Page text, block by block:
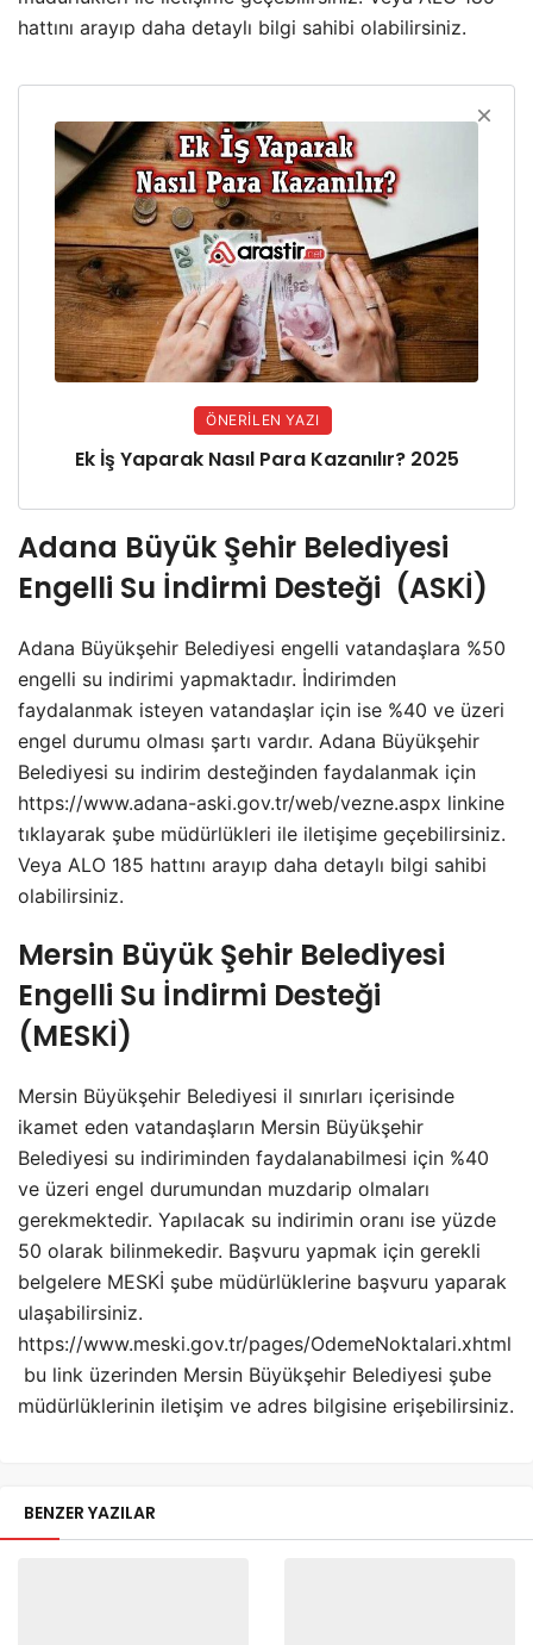
hattını arayıp daha detaylı bilgi sahibi olabilirsiniz.
ÖNERILEN YAZI
Ek İş Yaparak Nasıl Para Kazanılır? 2025
Adana Büyük Şehir Belediyesi
Engelli Su İndirmi Desteği (ASKİ)
Adana Büyükşehir Belediyesi engelli vatandaşlara %50
engelli su indirimi yapmaktadır. İndirimden
faydalanmak isteyen vatandaşlar için ise %40 ve üzeri
engel durumu olması şartı vardır. Adana Büyükşehir
Belediyesi su indirim desteğinden faydalanmak için
https://www.adana-aski.gov.tr/web/vezne.aspx linkine
tıklayarak şube müdürlükleri ile iletişime geçebilirsiniz.
Veya ALO 185 hattını arayıp daha detaylı bilgi sahibi
olabilirsiniz.
Mersin Büyük Şehir Belediyesi
Engelli Su İndirmi Desteği
(MESKİ)
Mersin Büyükşehir Belediyesi il sınırları içerisinde
ikamet eden vatandaşların Mersin Büyükşehir
Belediyesi su indiriminden faydalanabilmesi için %40
ve üzeri engel durumundan muzdarip olmaları
gerekmektedir. Yapılacak su indirimin oranı ise yüzde
50 olarak bilinmekedir. Başvuru yapmak için gerekli
belgelere MESKİ şube müdürlüklerine başvuru yaparak
ulaşabilirsiniz.
https://www.meski.gov.tr/pages/OdemeNoktalari.xhtml
bu link üzerinden Mersin Büyükşehir Belediyesi şube
müdürlüklerinin iletişim ve adres bilgisine erişebilirsiniz.
BENZER YAZILAR